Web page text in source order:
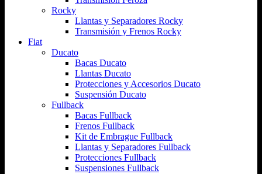
Rocky
Llantas y Separadores Rocky
Transmisión y Frenos Rocky
Fiat
Ducato
Bacas Ducato
Llantas Ducato
Protecciones y Accesorios Ducato
Suspensión Ducato
Fullback
Bacas Fullback
Frenos Fullback
Kit de Embrague Fullback
Llantas y Separadores Fullback
Protecciones Fullback
Suspensiones Fullback